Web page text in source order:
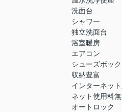
洗面台
シャワー
独立洗面台
浴室暖房
エアコン
シューズボック
収納豊富
インターネッ
ネット使用料
オートロック